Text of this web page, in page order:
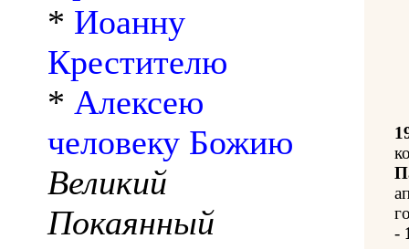
* Иоанну
Крестителю
* Алексею
человеку Божию
Великий
Покаянный
-